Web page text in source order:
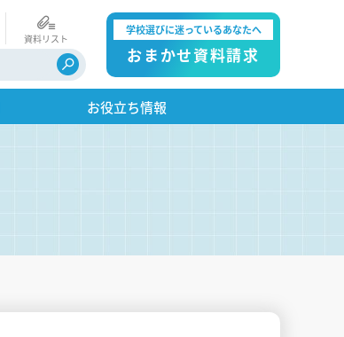
資料リスト
学校選びに迷っているあなたへ
おまかせ資料請求
お役立ち情報